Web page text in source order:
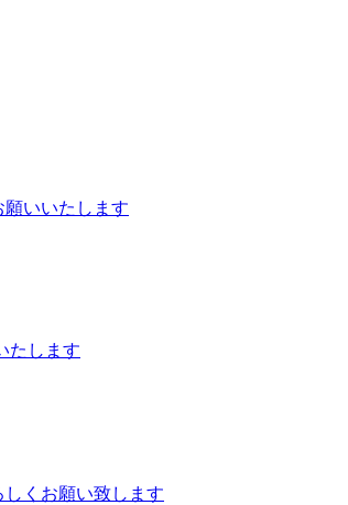
いいたします
たします
くお願い致します